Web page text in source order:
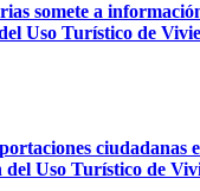
somete a
Uso Turístico de
ciudadanas
Uso Turístico de